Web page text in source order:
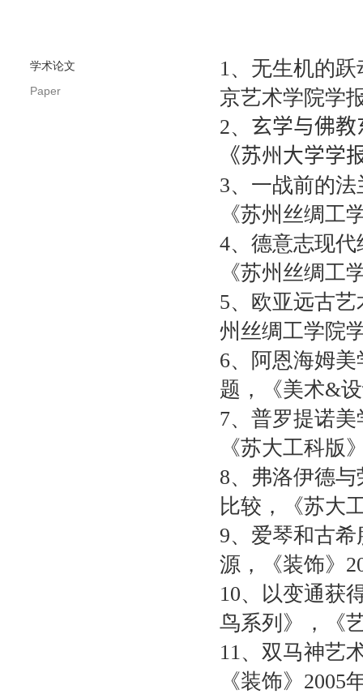
学术论文
Paper
1、无生机的
京艺术学院学
2、 玄学与佛
《苏州大学学
3、一战前的
《苏州丝绸工
4、德意志现
《苏州丝绸工
5、欧亚远古
州丝绸工学院
6、阿恩海姆
题，《美术&
7、普罗提诺
《苏大工科版
8、弗洛伊德
比较，《苏大
9、爱琴和古
源，《装饰》
10、以变通获
鸟系列》，《
11、双马神艺
《装饰》 2005